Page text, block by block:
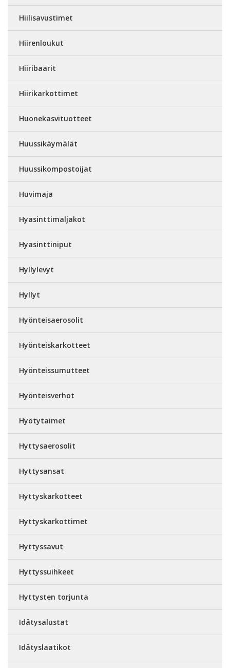
Hiilisavustimet
Hiirenloukut
Hiiribaarit
Hiirikarkottimet
Huonekasvituotteet
Huussikäymälät
Huussikompostoijat
Huvimaja
Hyasinttimaljakot
Hyasinttiniput
Hyllylevyt
Hyllyt
Hyönteisaerosolit
Hyönteiskarkotteet
Hyönteissumutteet
Hyönteisverhot
Hyötytaimet
Hyttysaerosolit
Hyttysansat
Hyttyskarkotteet
Hyttyskarkottimet
Hyttyssavut
Hyttyssuihkeet
Hyttysten torjunta
Idätysalustat
Idätyslaatikot